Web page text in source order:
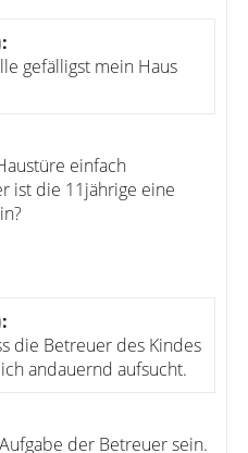
:
gefälligst mein Haus
einfach
ist die 11jährige eine
:
die Betreuer des Kindes
andauernd aufsucht.
der Betreuer sein.